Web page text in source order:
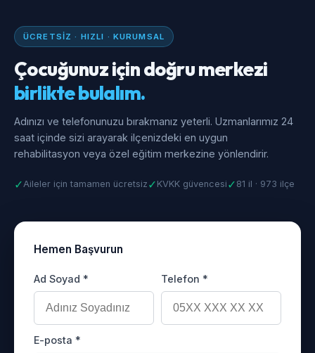
ÜCRETSIZ · HIZLI · KURUMSAL
Çocuğunuz için doğru merkezi
birlikte bulalım.
Adınızı ve telefonunuzu bırakmanız yeterli. Uzmanlarımız 24
saat içinde sizi arayarak ilçenizdeki en uygun
rehabilitasyon veya özel eğitim merkezine yönlendirir.
✓Aileler için tamamen ücretsiz ✓ KVKK güvencesi ✓ 81 il · 973 ilçe
Hemen Başvurun
Ad Soyad * Telefon *
E-posta *